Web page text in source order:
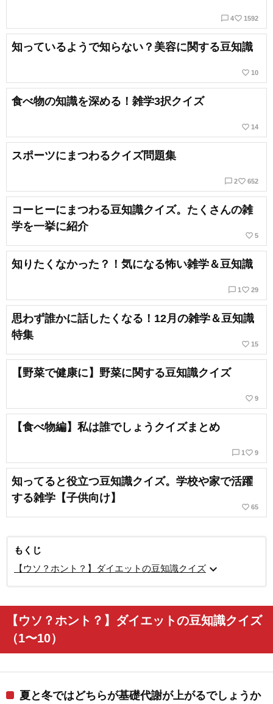
chat_bubble_outline 4favorite_border 1592
知っているようで知らない？美容に関する豆知識
favorite_border 10
食べ物の知識を深める！雑学3択クイズ
favorite_border 14
スポーツにまつわるクイズ問題集
chat_bubble_outline 2favorite_border 652
コーヒーにまつわる豆知識クイズ。たくさんの雑
学を一挙に紹介
favorite_border 5
知りたくなかった？！気になる怖い雑学＆豆知識
chat_bubble_outline 1 favorite_border 29
思わず誰かに話したくなる！12月の雑学＆豆知識
特集
favorite_border 15
【野菜で健康に】野菜に関する豆知識クイズ
favorite_border 9
【食べ物編】私は誰でしょうクイズまとめ
chat_bubble_outline 1 favorite_border 9
知ってると役立つ豆知識クイズ。学校や家で活躍
する雑学【子供向け】
favorite_border 65
もくじ
【ウソ？ホント？】ダイエットの豆知識クイズ expand_more
【ウソ？ホント？】ダイエットの豆知識クイズ
（1〜10）
夏と冬ではどちらが基礎代謝が上がるでしょうか